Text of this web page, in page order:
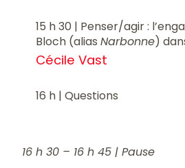
15 h 30 | Penser/agir :
Bloch (aliasNarbonne)
Cécile Vast
16 h | Questions
16 h 30 – 16 h 45 | Pause